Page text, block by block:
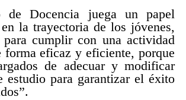
de Docencia juega un papel
la trayectoria de los jóvenes,
cumplir con una actividad
forma eficaz y eficiente, porque
de adecuar y modificar
estudio para garantizar el éxito